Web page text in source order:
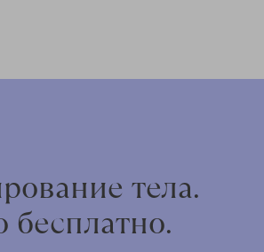
тела.
бесплатно.